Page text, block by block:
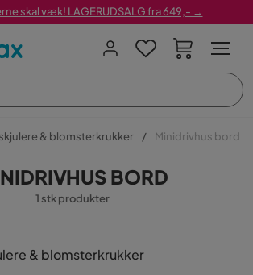
skal væk! LAGERUDSALG fra 649,- →
& blomsterkrukker Minidrivhus bord
BORD
1 stk produkter
& blomsterkrukker